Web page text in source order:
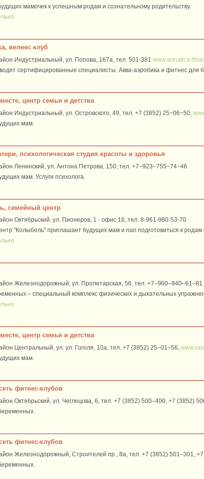
мамочек к успешным родам и сознательному родительству.
велнес клуб
Индустриальный, ул. Попова, 167а, тел. 501-381 www.adriatica-
сертифицированные специалисты. Аква-аэробика и фитнес для
центр семьи и детства
Индустриальный, ул. Островского, 49, тел. +7 (3852) 25−06−50,
мам.
психологическая студия красоты и здоровья
Ленинский, ул. Антона Петрова, 150, тел. +7−923−755−74−46
мам. Услуги психолога.
семейный центр
Октябрьский, ул. Пионеров, 1 - офис 16, тел. 8-961-980-53-70
"Колыбель" приглашает будущих мам и пап подготовиться к
Железнодорожный, ул. Пролетарская, 56, тел. +7–960–940–61–81
– специальный комплекс физических и дыхательных
центр семьи и детства
Центральный, ул. ул. Гоголя, 10а, тел. +7 (3852) 25–01–56,
мам.
фитнес-клубов
Октябрьский, ул. Чеглецова, 6, тел. +7 (3852) 500‒400, +7 (3852)
фитнес-клубов
Железнодорожный, Строителей пр., 8а, тел. +7 (3852) 501‒301,